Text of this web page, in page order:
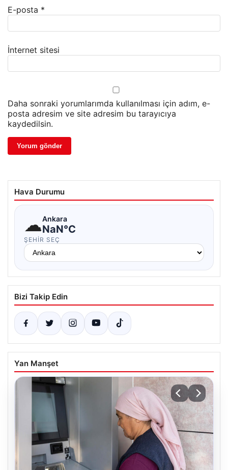
E-posta *
İnternet sitesi
Daha sonraki yorumlarımda kullanılması için adım, e-
posta adresim ve site adresim bu tarayıcıya
kaydedilsin.
Hava Durumu
☁Ankara
NaN°C
ŞEHIR SEÇ
Bizi Takip Edin
Yan Manşet